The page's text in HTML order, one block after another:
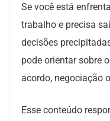
Se você está
trabalho e precisa
decisões
pode orientar sobre
acordo, negociação
Esse conteúdo